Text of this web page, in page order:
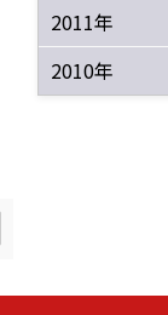
2011年
2010年